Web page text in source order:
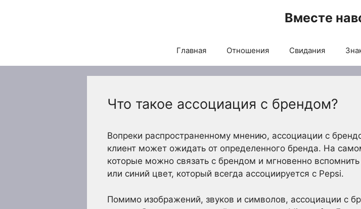
Вместе
Главная Отношения Свидания
Что такое ассоциация с брендом?
Вопреки распространенному мнению, ассоциации с
клиент может ожидать от определенного бренда. На
которые можно связать с брендом и мгновенно
или синий цвет, который всегда ассоциируется с Pepsi.
Помимо изображений, звуков и символов, ассоциации с